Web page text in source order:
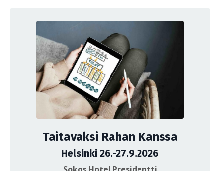
Taitavaksi Rahan Kanssa
Helsinki 26.-27.9.2026
Sokos Hotel Presidentti